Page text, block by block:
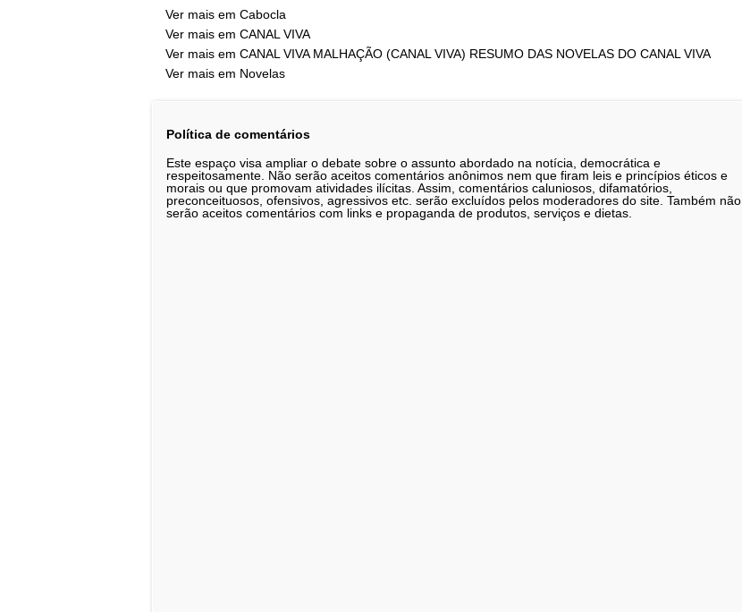
Ver mais em Cabocla
Ver mais em CANAL VIVA
Ver mais em CANAL VIVA MALHAÇÃO (CANAL VIVA) RESUMO DAS NOVELAS DO CANAL VIVA
Ver mais em Novelas
Política de comentários
Este espaço visa ampliar o debate sobre o assunto abordado na notícia, democrática e
respeitosamente. Não serão aceitos comentários anônimos nem que firam leis e princípios éticos e
morais ou que promovam atividades ilícitas. Assim, comentários caluniosos, difamatórios,
preconceituosos, ofensivos, agressivos etc. serão excluídos pelos moderadores do site. Também não
serão aceitos comentários com links e propaganda de produtos, serviços e dietas.